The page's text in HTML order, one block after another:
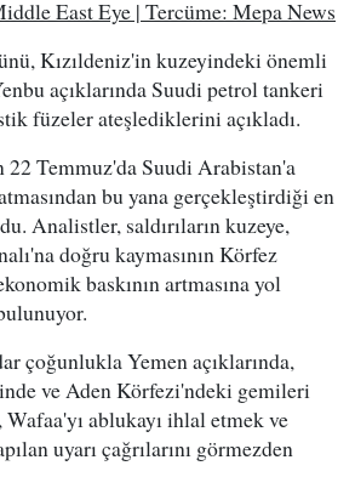
East Eye | Tercüme: Mepa News
Kızıldeniz'in kuzeyindeki önemli
açıklarında Suudi petrol tankeri
füzeler ateşlediklerini açıkladı.
Temmuz'da Suudi Arabistan'a
bu yana gerçekleştirdiği en
Analistler, saldırıların kuzeye,
doğru kaymasının Körfez
baskının artmasına yol
çoğunlukla Yemen açıklarında,
ve Aden Körfezi'ndeki gemileri
Wafaa'yı ablukayı ihlal etmek ve
uyarı çağrılarını görmezden